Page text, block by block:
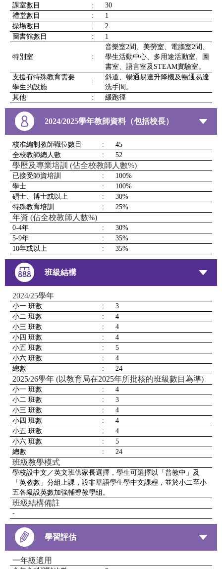
課室數目 :
30
禮堂數目
:
1
操場數目
:
2
圖書館數目
: 1
特別室 :
音樂室2間、美勞室、電腦室2間、
學生活動中心、多用途活動室、圖
書室、語言室及STEAM實驗室。
支援有特殊教育需要
學生的設施
:
斜道、暢通易達升降機及暢通易達
洗手間。
其他
: 緩跑徑
2024/2025學年教師資料（包括校長）
核准編制教師職位數目 :
45
全校教師總人數
: 52
學歷及專業培訓 (佔全校教師人數%)
已接受師資培訓 :
100%
學士
:
100%
碩士、博士或以上
:
30%
特殊教育培訓
: 25%
年資 (佔全校教師人數%)
0-4年 :
30%
5-9年
:
35%
10年或以上
: 35%
班級結構
2024/25學年
小一 班數 :
3
小二 班數
:
4
小三 班數
:
4
小四 班數
:
4
小五 班數
:
5
小六 班數
:
4
總數
: 24
2025/26學年 (以教育局在2025年所批核的班級數目為準)
小一 班數 :
4
小二 班數
:
3
小三 班數
:
4
小四 班數
:
4
小五 班數
:
4
小六 班數
:
5
總數
: 24
班級教學模式
學校設中文／英文班供家長選擇，學生可選擇以「普教中」及
「英教數」分組上課，設非華語學生學中文課程，並於小二至小
五各級設英數加強輔導教學組。
班級結構備註
-
學習評估
一年級適用